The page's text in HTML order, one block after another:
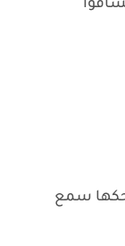
سمع